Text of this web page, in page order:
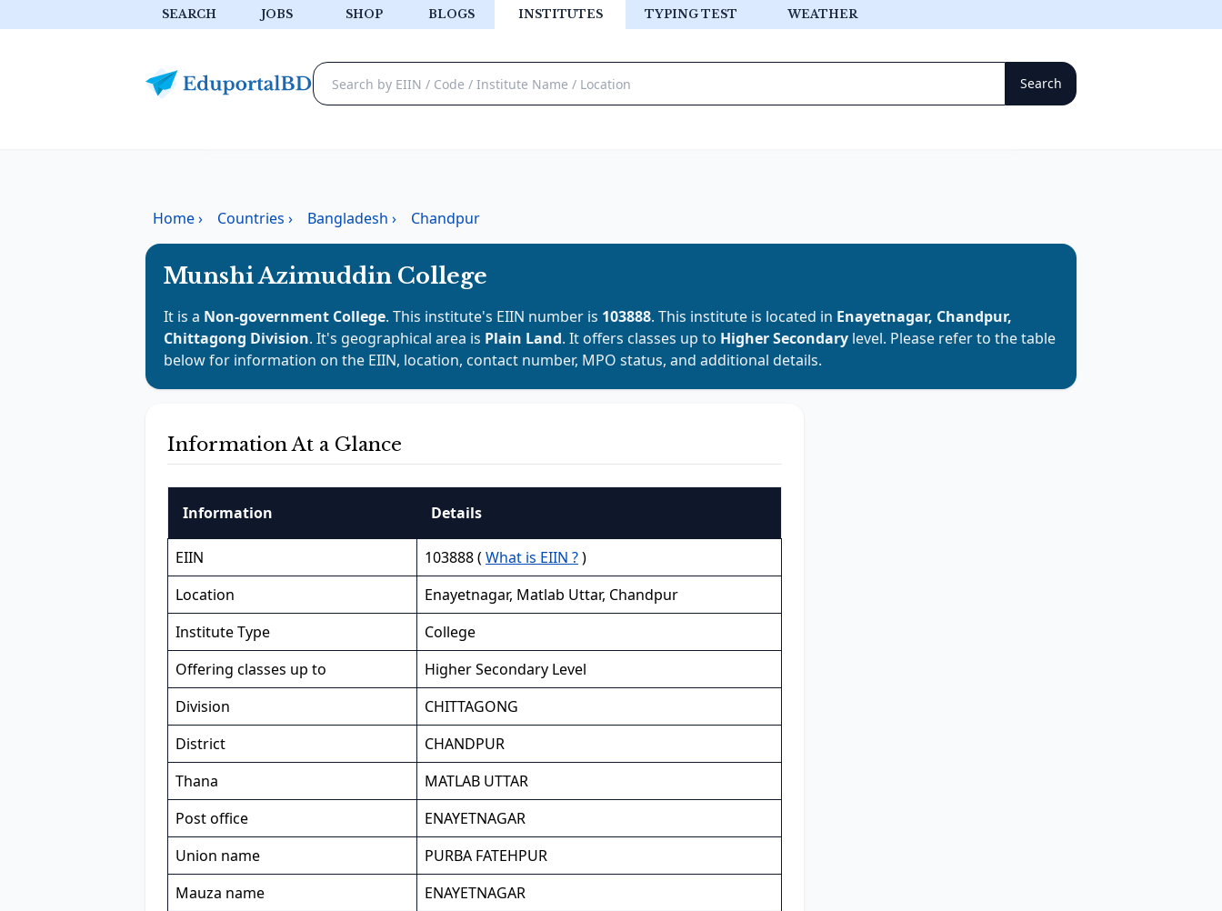
SEARCH JOBS SHOP BLOGS INSTITUTES TYPING TEST WEATHER
Home› Countries › Bangladesh › Chandpur
Munshi Azimuddin College
It is a Non-government College. This institute's EIIN number is 103888. This institute is located in Enayetnagar, Chandpur,
Chittagong Division. It's geographical area is Plain Land. It offers classes up to Higher Secondary level. Please refer to the table
below for information on the EIIN, location, contact number, MPO status, and additional details.
Information At a Glance
Information Details
EIIN 103888 ( What is EIIN ?)
Location
Enayetnagar, Matlab Uttar, Chandpur
Institute Type
College
Offering classes up to
Higher Secondary Level
Division
CHITTAGONG
District
CHANDPUR
Thana
MATLAB UTTAR
Post office
ENAYETNAGAR
Union name
PURBA FATEHPUR
Mauza name
ENAYETNAGAR